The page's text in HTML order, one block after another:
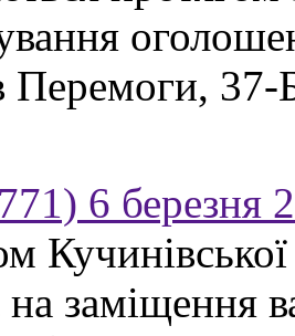
Перемоги,
6 березня
заміщення